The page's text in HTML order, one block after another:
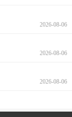
2026-08-06
2026-08-06
2026-08-06